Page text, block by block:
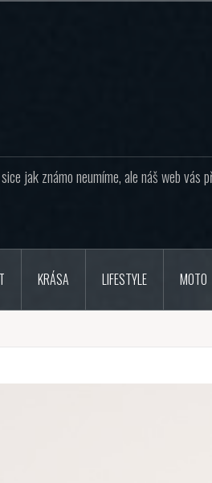
jak známo neumíme, ale náš web vás
KRÁSA LIFESTYLE MOTO